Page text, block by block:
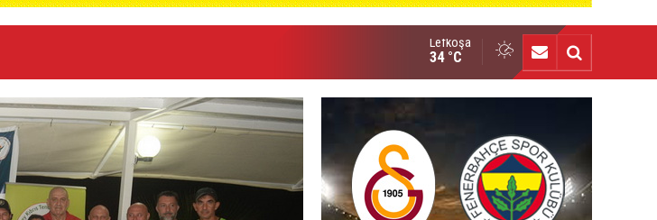
Karaoğlanoğlu şampiyonluğunu kutladı
Lefkoşa
34 °C